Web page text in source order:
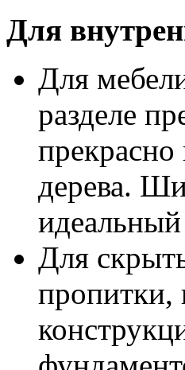
Для
Для
разделе
дерева.
Для
пропитки,